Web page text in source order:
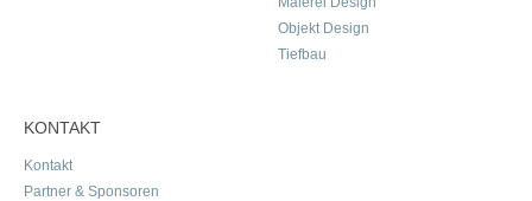
Objekt Design
Tiefbau
KONTAKT
Kontakt
Partner & Sponsoren